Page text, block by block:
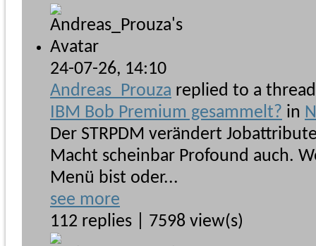
24-07-26, 14:10
Andreas_Prouza replied to a
IBM Bob Premium gesammelt? in
Der STRPDM verändert
Macht scheinbar Profound auch.
Menü bist oder...
see more
112 replies | 7598 view(s)